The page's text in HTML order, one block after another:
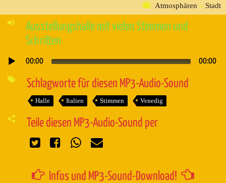
Atmosphären » Stadt
Ausstellungshalle mit vielen Stimmen und
Schritten
Audio-
00:00 00:00
Schlagworte für diesen MP3-Audio-Sound
Halle Italien Stimmen Venedig
Teile diesen MP3-Audio-Sound per
Infos und MP3-Sound-Download!